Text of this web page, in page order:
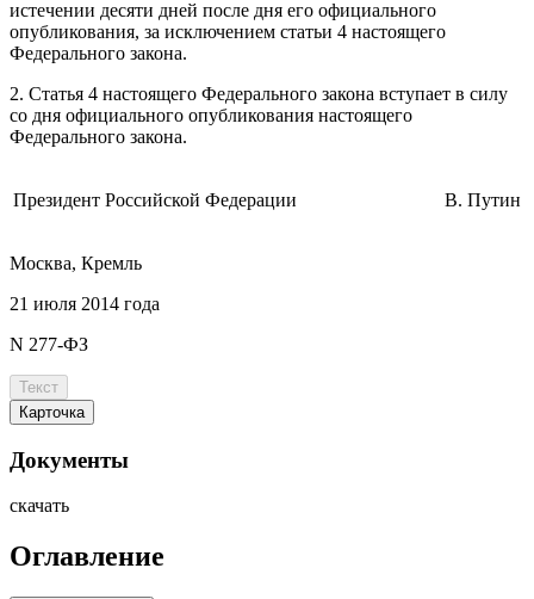
истечении десяти дней после дня его официального
опубликования, за исключением статьи 4 настоящего
Федерального закона.
2. Статья 4 настоящего Федерального закона вступает в силу
со дня официального опубликования настоящего
Федерального закона.
Президент Российской Федерации В. Путин
Москва, Кремль
21 июля 2014 года
N 277-ФЗ
Текст
Карточка
Документы
скачать
Оглавление